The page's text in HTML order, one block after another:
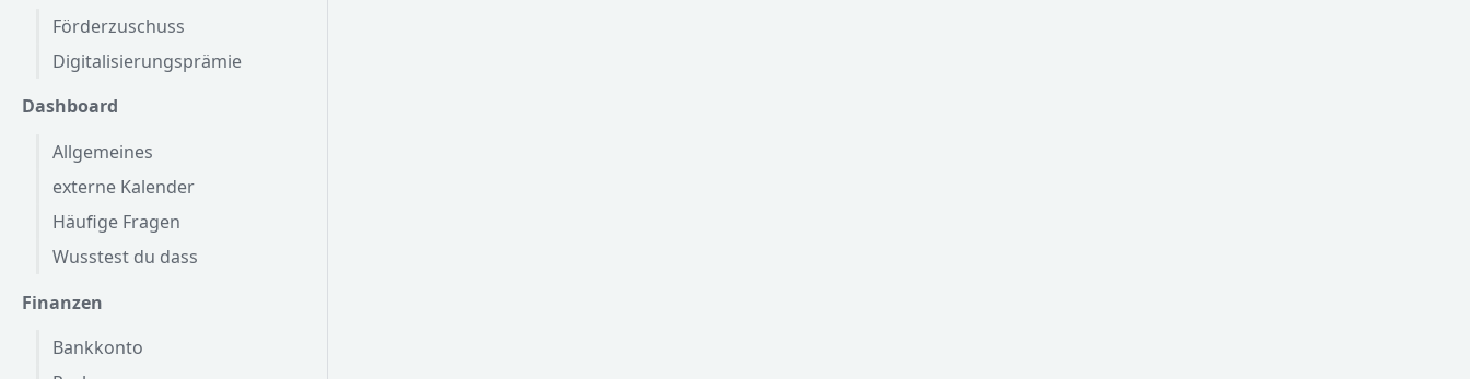
Förderzuschuss
Digitalisierungsprämie
Dashboard
Allgemeines
externe Kalender
Häufige Fragen
Wusstest du dass
Finanzen
Bankkonto